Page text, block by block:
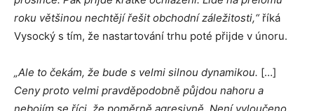
roku většinou nechtějí řešit obchodní záležitosti,“ říká
Vysocký s tím, že nastartování trhu poté přijde v únoru.
„Ale to čekám, že bude s velmi silnou dynamikou. […]
Ceny proto velmi pravděpodobně půjdou nahoru a